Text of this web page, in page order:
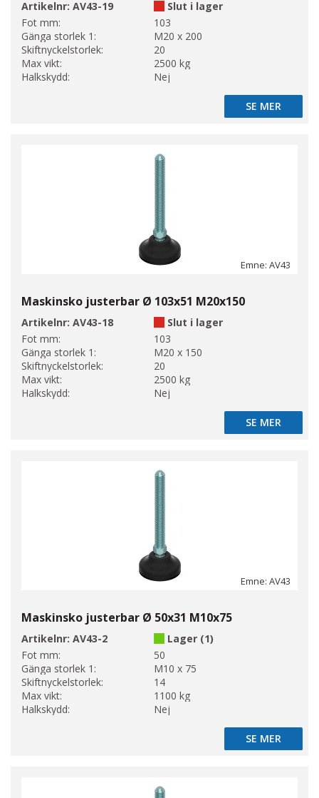
Artikelnr: AV43-19
Slut i lager
Fot mm:
103
Gänga storlek 1:
M20 x 200
Skiftnyckelstorlek:
20
Max vikt:
2500 kg
Halkskydd:
Nej
SE MER
SE MER
Emne: AV43
Maskinsko justerbar Ø 103x51 M20x150
Artikelnr: AV43-18
Slut i lager
Fot mm:
103
Gänga storlek 1:
M20 x 150
Skiftnyckelstorlek:
20
Max vikt:
2500 kg
Halkskydd:
Nej
SE MER
SE MER
Emne: AV43
Maskinsko justerbar Ø 50x31 M10x75
Artikelnr: AV43-2
Lager (1)
Fot mm:
50
Gänga storlek 1:
M10 x 75
Skiftnyckelstorlek:
14
Max vikt:
1100 kg
Halkskydd:
Nej
SE MER
SE MER